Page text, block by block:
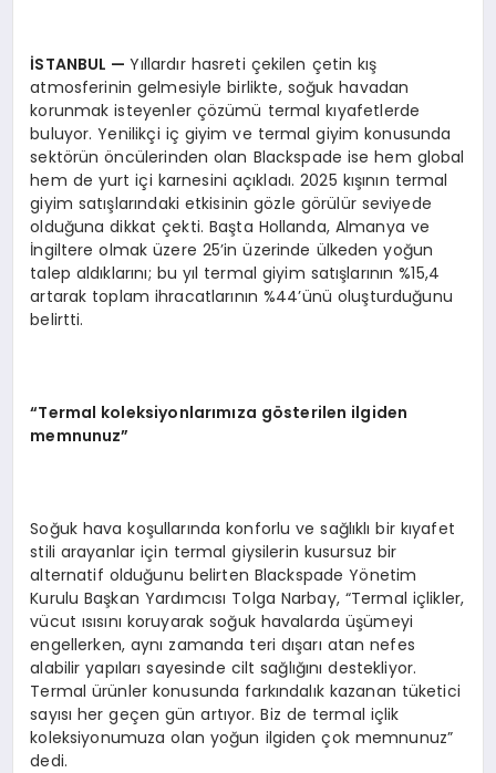
İSTANBUL —Yıllardır hasreti çekilen çetin kış
atmosferinin gelmesiyle birlikte, soğuk havadan
korunmak isteyenler çözümü termal kıyafetlerde
buluyor. Yenilikçi iç giyim ve termal giyim konusunda
sektörün öncülerinden olan Blackspade ise hem global
hem de yurt içi karnesini açıkladı. 2025 kışının termal
giyim satışlarındaki etkisinin gözle görülür seviyede
olduğuna dikkat çekti. Başta Hollanda, Almanya ve
İngiltere olmak üzere 25’in üzerinde ülkeden yoğun
talep aldıklarını; bu yıl termal giyim satışlarının %15,4
artarak toplam ihracatlarının %44’ünü oluşturduğunu
belirtti.
“Termal koleksiyonlarımıza gösterilen ilgiden
memnunuz”
Soğuk hava koşullarında konforlu ve sağlıklı bir kıyafet
stili arayanlar için termal giysilerin kusursuz bir
alternatif olduğunu belirten Blackspade Yönetim
Kurulu Başkan Yardımcısı Tolga Narbay, “Termal içlikler,
vücut ısısını koruyarak soğuk havalarda üşümeyi
engellerken, aynı zamanda teri dışarı atan nefes
alabilir yapıları sayesinde cilt sağlığını destekliyor.
Termal ürünler konusunda farkındalık kazanan tüketici
sayısı her geçen gün artıyor. Biz de termal içlik
koleksiyonumuza olan yoğun ilgiden çok memnunuz”
dedi.